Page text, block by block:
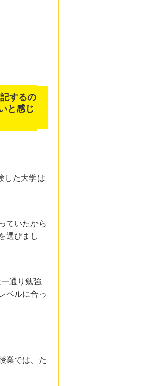
するの
と感じ
した大学は
ていたから
選びまし
通り勉強
ベルに合っ
業では、た